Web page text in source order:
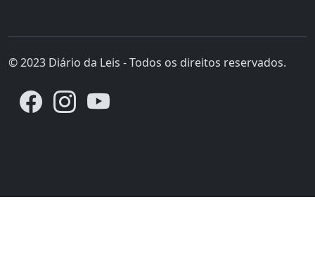
© 2023 Diário da Leis - Todos os direitos reservados.